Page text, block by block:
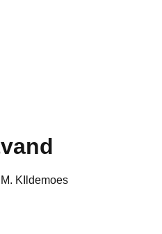
KIldemoes